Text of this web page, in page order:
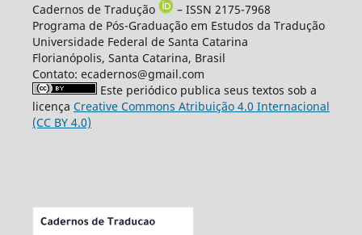
Cadernos de Tradução
– ISSN 2175-7968
Programa de Pós-Graduação em Estudos da Tradução
Universidade Federal de Santa Catarina
Florianópolis, Santa Catarina, Brasil
Contato: ecadernos@gmail.com
Este periódico publica seus textos sob a
licença Creative Commons Atribuição 4.0 Internacional
(CC BY 4.0)